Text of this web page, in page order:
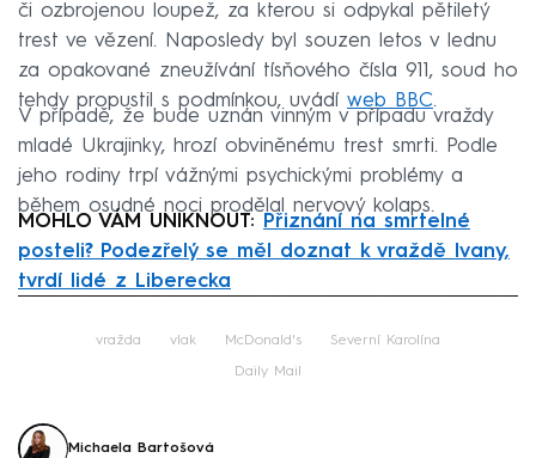
či ozbrojenou loupež, za kterou si odpykal pětiletý
trest ve vězení. Naposledy byl souzen letos v lednu
za opakované zneužívání tísňového čísla 911, soud ho
tehdy propustil s podmínkou, uvádí web BBC.
V případě, že bude uznán vinným v případu vraždy
mladé Ukrajinky, hrozí obviněnému trest smrti. Podle
jeho rodiny trpí vážnými psychickými problémy a
během osudné noci prodělal nervový kolaps.
MOHLO VÁM UNIKNOUT:
Přiznání na smrtelné
posteli? Podezřelý se měl doznat k vraždě Ivany,
tvrdí lidé z Liberecka
vražda vlak McDonald's Severní Karolína
Daily Mail
Michaela Bartošová